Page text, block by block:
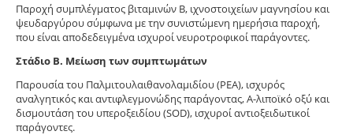
Παροχή συμπλέγματος βιταμινών B, ιχνοστοιχείων μαγνησίου και
ψευδαργύρου σύμφωνα με την συνιστώμενη ημερήσια παροχή,
που είναι αποδεδειγμένα ισχυροί νευροτροφικοί παράγοντες.
Στάδιο Β. Μείωση των συμπτωμάτων
Παρουσία του Παλμιτουλαιθανολαμιδίου (PEA), ισχυρός
αναλγητικός και αντιφλεγμονώδης παράγοντας, Α-λιποϊκό οξύ και
δισμουτάση του υπεροξειδίου (SOD), ισχυροί αντιοξειδωτικοί
παράγοντες.